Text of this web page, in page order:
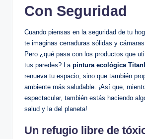
Con Seguridad
Cuando piensas en la seguridad de tu
te imaginas cerraduras sólidas y
Pero ¿qué pasa con los productos que
tus paredes? La pintura ecológica
renueva tu espacio, sino que también
ambiente más saludable. ¡Así que,
espectacular, también estás haciendo
salud y la del planeta!
Un refugio libre de